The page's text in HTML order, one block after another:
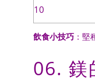
10
飲食小技巧 ：堅
06. 鎂